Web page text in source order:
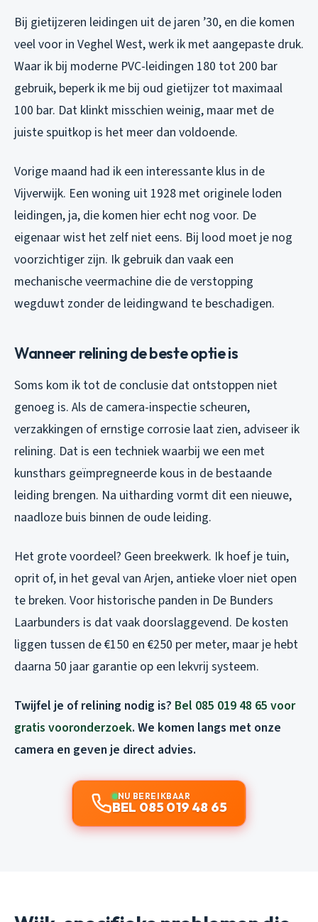
Bij gietijzeren leidingen uit de jaren ’30, en die komen
veel voor in Veghel West, werk ik met aangepaste druk.
Waar ik bij moderne PVC-leidingen 180 tot 200 bar
gebruik, beperk ik me bij oud gietijzer tot maximaal
100 bar. Dat klinkt misschien weinig, maar met de
juiste spuitkop is het meer dan voldoende.
Vorige maand had ik een interessante klus in de
Vijverwijk. Een woning uit 1928 met originele loden
leidingen, ja, die komen hier echt nog voor. De
eigenaar wist het zelf niet eens. Bij lood moet je nog
voorzichtiger zijn. Ik gebruik dan vaak een
mechanische veermachine die de verstopping
wegduwt zonder de leidingwand te beschadigen.
Wanneer relining de beste optie is
Soms kom ik tot de conclusie dat ontstoppen niet
genoeg is. Als de camera-inspectie scheuren,
verzakkingen of ernstige corrosie laat zien, adviseer ik
relining. Dat is een techniek waarbij we een met
kunsthars geïmpregneerde kous in de bestaande
leiding brengen. Na uitharding vormt dit een nieuwe,
naadloze buis binnen de oude leiding.
Het grote voordeel? Geen breekwerk. Ik hoef je tuin,
oprit of, in het geval van Arjen, antieke vloer niet open
te breken. Voor historische panden in De Bunders
Laarbunders is dat vaak doorslaggevend. De kosten
liggen tussen de €150 en €250 per meter, maar je hebt
daarna 50 jaar garantie op een lekvrij systeem.
Twijfel je of relining nodig is? Bel 085 019 48 65 voor
gratis vooronderzoek. We komen langs met onze
camera en geven je direct advies.
NU BEREIKBAAR
BEL 085 019 48 65